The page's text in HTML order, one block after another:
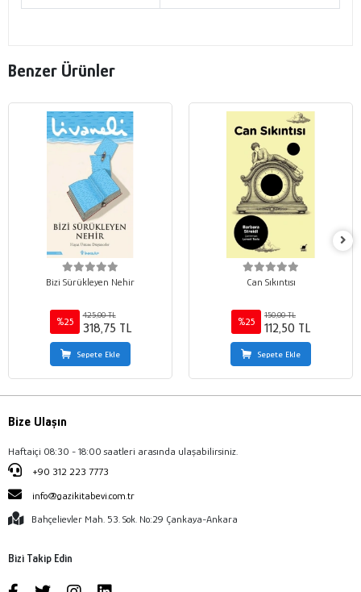
Benzer Ürünler
Bizi Sürükleyen Nehir
%25
425,00 TL
318,75 TL
Sepete Ekle
Can Sıkıntısı
%25
150,00 TL
112,50 TL
Sepete Ekle
Bize Ulaşın
Haftaiçi 08:30 - 18:00 saatleri arasında ulaşabilirsiniz.
+90 312 223 7773
info@gazikitabevi.com.tr
Bahçelievler Mah. 53. Sok. No:29 Çankaya-Ankara
Bizi Takip Edin